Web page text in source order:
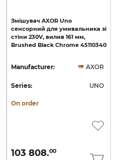
Змішувач AXOR Uno
сенсорний для умивальника зі
стіни 230V, вилив 161 мм,
Brushed Black Chrome 45110340
Manufacturer: AXOR
Series: UNO
On order
103 808.00